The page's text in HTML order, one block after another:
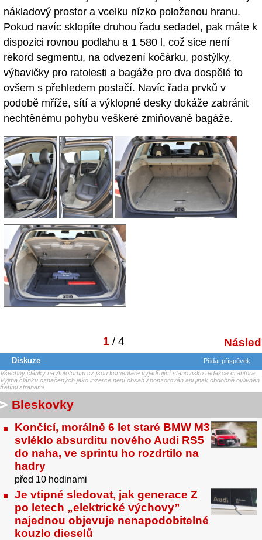
nákladový prostor a vcelku nízko položenou hranu.
Pokud navíc sklopíte druhou řadu sedadel, pak máte k
dispozici rovnou podlahu a 1 580 l, což sice není
rekord segmentu, na odvezení kočárku, postýlky,
výbavičky pro ratolesti a bagáže pro dva dospělé to
ovšem s přehledem postačí. Navíc řada prvků v
podobě mříže, sítí a výklopné desky dokáže zabránit
nechtěnému pohybu veškeré zmiňované bagáže.
1 / 4
Diskuze
Přidat příspěvek
Všechny články na Autoforum.cz jsou komentáře vyjadřující stanovisko redakce či autora.
Vyjma článků označených jako inzerce není obsah sponzorován ani jinak obdobně ovlivněn
třetími stranami.
Bleskovky
Končící, morálně 6 let staré BMW M3
svléklo absurditu nového Audi RS5
do naha, ve sprintu ho rozdrtilo na
hadry
před 10 hodinami
Je vtipné sledovat, jak generace Z
po letech „elektrické výchovy”
najednou objevuje nenapodobitelné
kouzlo dieselů